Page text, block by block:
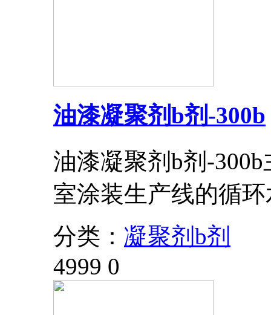
油漆凝聚剂b剂-300b
油漆凝聚剂b剂-
室涂装生产线的循
分类： 凝聚剂b剂
4999 0